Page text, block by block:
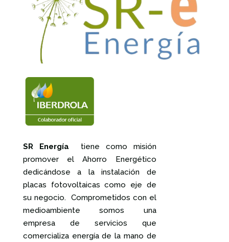
SR Energía
tiene como misión
promover el Ahorro Energético
dedicándose a la instalación de
placas fotovoltaicas como eje de
su negocio. Comprometidos con el
medioambiente somos una
empresa de servicios que
comercializa energía de la mano de